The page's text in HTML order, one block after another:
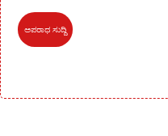
ಅಪರಾಧ ಸುದ್ದಿ